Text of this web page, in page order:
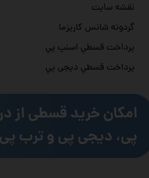
نقشه سایت
گردونه شانس کاریزما
پرداخت قسطي اسنپ پي
پرداخت قسطي دیجی پي
امکان خرید قسطی از
پی، دیجی پی و ترب